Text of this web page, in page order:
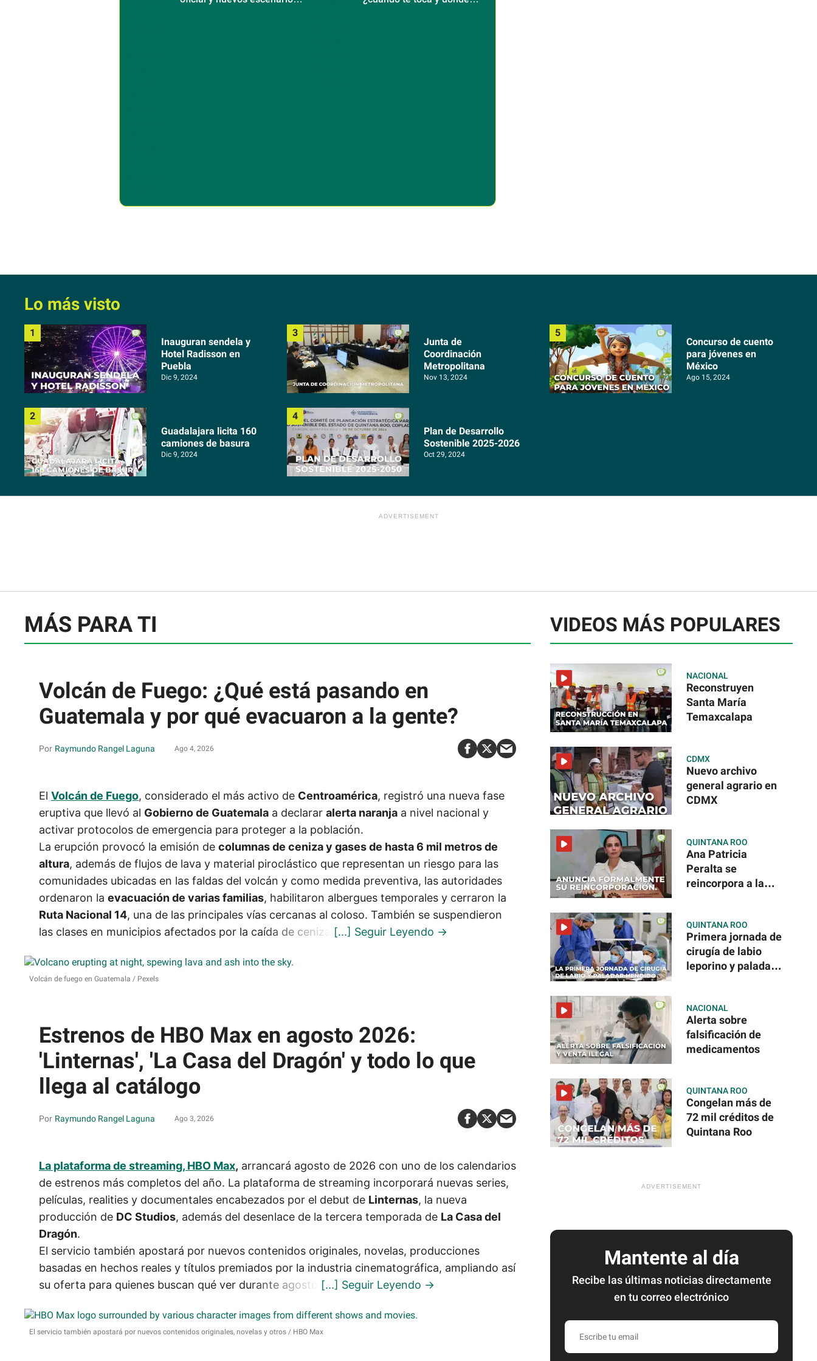
Lo más visto
Inauguran sendela y
Hotel Radisson en
Puebla
Dic 9, 2024
Guadalajara licita 160
camiones de basura
Dic 9, 2024
Junta de
Coordinación
Metropolitana
Nov 13, 2024
Plan de Desarrollo
Sostenible 2025-2026
Oct 29, 2024
Concurso de cuento
para jóvenes en
México
Ago 15, 2024
MÁS PARA TI
Volcán de Fuego: ¿Qué está pasando en
Guatemala y por qué evacuaron a la gente?
Raymundo Rangel Laguna Ago 4, 2026
Volcán de fuego en Guatemala Pexels
El Volcán de Fuego, considerado el más activo de Centroamérica, registró una nueva fase
eruptiva que llevó al Gobierno de Guatemala a declarar alerta naranja a nivel nacional y
activar protocolos de emergencia para proteger a la población.
La erupción provocó la emisión de columnas de ceniza y gases de hasta 6 mil metros de
altura, además de flujos de lava y material piroclástico que representan un riesgo para las
comunidades ubicadas en las faldas del volcán y como medida preventiva, las autoridades
ordenaron la evacuación de varias familias, habilitaron albergues temporales y cerraron la
Ruta Nacional 14, una de las principales vías cercanas al coloso. También se suspendieron
las clases en municipios afectados por la caída de ceniza.
VIDEOS MÁS POPULARES
NACIONAL
Reconstruyen
Santa María
Temaxcalapa
CDMX
Nuevo archivo
general agrario en
CDMX
QUINTANA ROO
Ana Patricia
Peralta se
reincorpora a la
QUINTANA ROO
Primera jornada de
cirugía de labio
leporino y paladar
NACIONAL
Alerta sobre
falsificación de
medicamentos
QUINTANA ROO
Congelan más de
72 mil créditos de
Quintana Roo
Mantente al día
Recibe las últimas noticias directamente
en tu correo electrónico
Escribe
email
Estrenos de HBO Max en agosto 2026:
'Linternas', 'La Casa del Dragón' y todo lo que
llega al catálogo
Raymundo Rangel Laguna Ago 3, 2026
El servicio también apostará por nuevos contenidos originales, novelas y otros HBO Max
La plataforma de streaming, HBO Max, arrancará agosto de 2026 con uno de los calendarios
de estrenos más completos del año. La plataforma de streaming incorporará nuevas series,
películas, realities y documentales encabezados por el debut de Linternas, la nueva
producción de DC Studios, además del desenlace de la tercera temporada de La Casa del
Dragón.
El servicio también apostará por nuevos contenidos originales, novelas, producciones
basadas en hechos reales y títulos premiados por la industria cinematográfica, ampliando así
su oferta para quienes buscan qué ver durante agosto.